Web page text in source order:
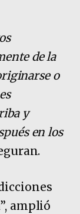
de la
o
y
en los
amplió